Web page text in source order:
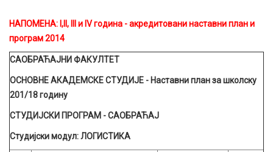
НАПОМЕНА: I ,II, III и IV година - акредитовани наставни план и
програм 2014
САОБРАЋАЈНИ ФАКУЛТЕТ
ОСНОВНЕ АКАДЕМСКЕ СТУДИЈЕ - Наставни план за школску
201/18годину
СТУДИЈСКИ ПРОГРАМ - САОБРАЋАЈ
Студијски модул: ЛОГИСТИКА